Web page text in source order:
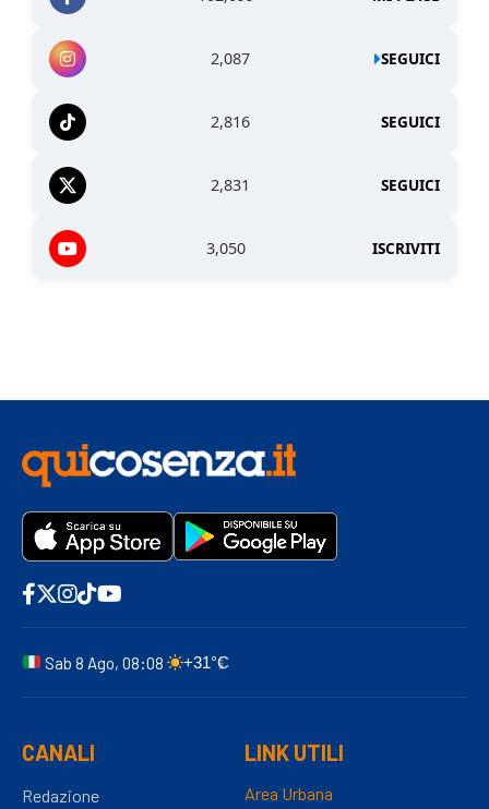
2,087 SEGUICI
2,816 SEGUICI
2,831 SEGUICI
3,050 ISCRIVITI
Sab 8 Ago, 08:08 +31°C
CANALI
Redazione
LINK UTILI
Area Urbana